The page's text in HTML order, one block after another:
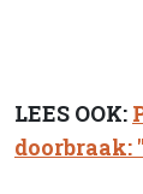
LEES OOK:
doorbraak: